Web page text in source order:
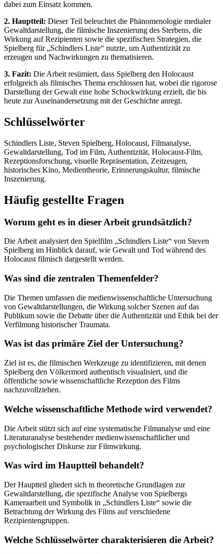
dabei zum Einsatz kommen.
2. Hauptteil: Dieser Teil beleuchtet die Phänomenologie medialer
Gewaltdarstellung, die filmische Inszenierung des Sterbens, die
Wirkung auf Rezipienten sowie die spezifischen Strategien, die
Spielberg für „Schindlers Liste“ nutzte, um Authentizität zu
erzeugen und Nachwirkungen zu thematisieren.
3. Fazit: Die Arbeit resümiert, dass Spielberg den Holocaust
erfolgreich als filmisches Thema erschlossen hat, wobei die rigorose
Darstellung der Gewalt eine hohe Schockwirkung erzielt, die bis
heute zur Auseinandersetzung mit der Geschichte anregt.
Schlüsselwörter
Schindlers Liste, Steven Spielberg, Holocaust, Filmanalyse,
Gewaltdarstellung, Tod im Film, Authentizität, Holocaust-Film,
Rezeptionsforschung, visuelle Repräsentation, Zeitzeugen,
historisches Kino, Medientheorie, Erinnerungskultur, filmische
Inszenierung.
Häufig gestellte Fragen
Worum geht es in dieser Arbeit grundsätzlich?
Die Arbeit analysiert den Spielfilm „Schindlers Liste“ von Steven
Spielberg im Hinblick darauf, wie Gewalt und Tod während des
Holocaust filmisch dargestellt werden.
Was sind die zentralen Themenfelder?
Die Themen umfassen die medienwissenschaftliche Untersuchung
von Gewaltdarstellungen, die Wirkung solcher Szenen auf das
Publikum sowie die Debatte über die Authentizität und Ethik bei der
Verfilmung historischer Traumata.
Was ist das primäre Ziel der Untersuchung?
Ziel ist es, die filmischen Werkzeuge zu identifizieren, mit denen
Spielberg den Völkermord authentisch visualisiert, und die
öffentliche sowie wissenschaftliche Rezeption des Films
nachzuvollziehen.
Welche wissenschaftliche Methode wird verwendet?
Die Arbeit stützt sich auf eine systematische Filmanalyse und eine
Literaturanalyse bestehender medienwissenschaftlicher und
psychologischer Diskurse zur Filmwirkung.
Was wird im Hauptteil behandelt?
Der Hauptteil gliedert sich in theoretische Grundlagen zur
Gewaltdarstellung, die spezifische Analyse von Spielbergs
Kameraarbeit und Symbolik in „Schindlers Liste“ sowie die
Betrachtung der Wirkung des Films auf verschiedene
Rezipientengruppen.
Welche Schlüsselwörter charakterisieren die Arbeit?